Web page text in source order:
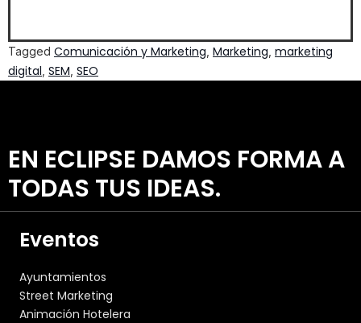
Tagged Comunicación y Marketing Marketing marketing
digital SEM SEO
EN ECLIPSE DAMOS FORMA A
TODAS TUS IDEAS.
Eventos
Ayuntamientos
Street Marketing
Animación Hotelera